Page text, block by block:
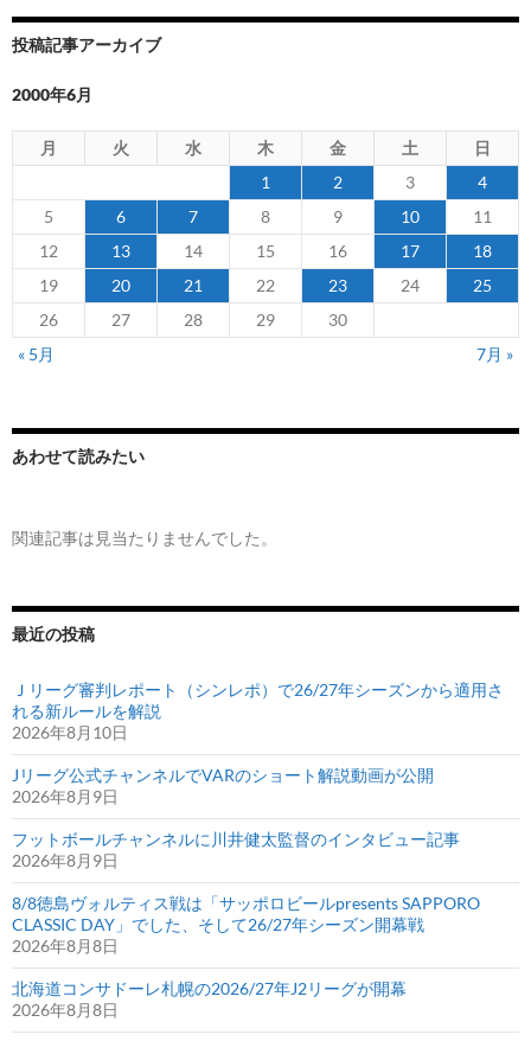
投稿記事アーカイブ
2000年6月
月 火 水 木 金 土
日
1
2 3
4
5
6 7 8 9 10
11
12
13 14 15 16 17
18
19
20 21 22 23 24
25
26
27 28 29
30
« 5月
7月 »
あわせて読みたい
関連記事は見当たりませんでした。
最近の投稿
Ｊリーグ審判レポート（シンレポ）で26/27年シーズンから適用さ
れる新ルールを解説
2026年8月10日
Jリーグ公式チャンネルでVARのショート解説動画が公開
2026年8月9日
フットボールチャンネルに川井健太監督のインタビュー記事
2026年8月9日
8/8徳島ヴォルティス戦は「サッポロビールpresents SAPPORO
CLASSIC DAY」でした、そして26/27年シーズン開幕戦
2026年8月8日
北海道コンサドーレ札幌の2026/27年J2リーグが開幕
2026年8月8日